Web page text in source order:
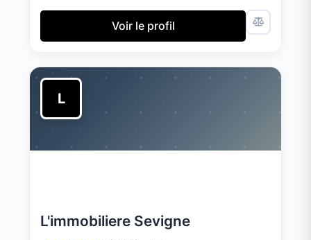
Voir le profil
L
L'immobiliere Sevigne